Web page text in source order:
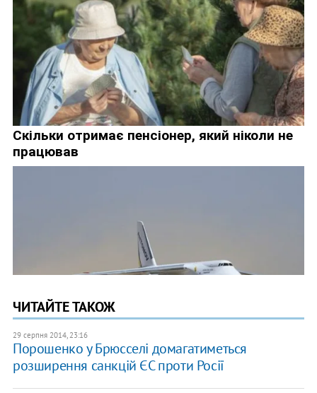
ЧИТАЙТЕ ТАКОЖ
29 серпня 2014, 23:16
Порошенко у Брюсселі домагатиметься
розширення санкцій ЄС проти Росії